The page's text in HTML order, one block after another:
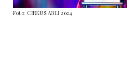
Foto: CIRKUS ARLI 2024